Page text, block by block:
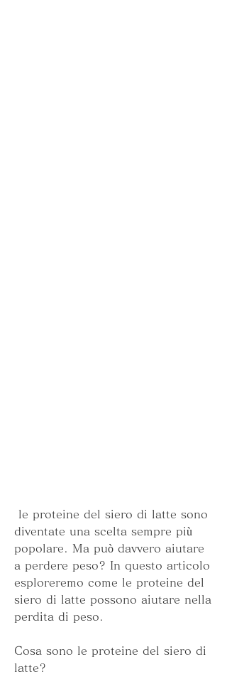
diventate una scelta sempre più
popolare. Ma può davvero aiutare
a perdere peso? In questo articolo
esploreremo come le proteine del
siero di latte possono aiutare nella
perdita di peso.
Cosa sono le proteine ​​del siero di
latte?